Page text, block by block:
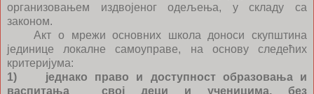
организовањем издвојеног одељења, у складу са
законом.
Акт о мрежи основних школа доноси скупштина
јединице локалне самоуправе, на основу следећих
критеријума:
1) једнако право и доступност образовања и
васпитања свој деци и ученицима, без